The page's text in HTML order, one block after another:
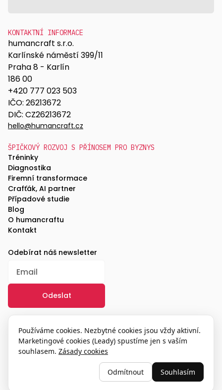
KONTAKTNÍ INFORMACE
humancraft s.r.o.
Karlínské náměstí 399/11
Praha 8 - Karlín
186 00
+420 777 023 503
IČO: 26213672
DIČ: CZ26213672
hello@humancraft.cz
ŠPIČKOVÝ ROZVOJ S PŘÍNOSEM PRO BYZNYS
Tréninky
Diagnostika
Firemní transformace
Crafťák, AI partner
Případové studie
Blog
O humancraftu
Kontakt
Odebírat náš newsletter
/
GDPR
© 2025, humancraft
Používáme cookies. Nezbytné cookies jsou vždy aktivní.
Marketingové cookies (Leady) spustíme jen s vaším
souhlasem. Zásady cookies
Odmítnout Souhlasím